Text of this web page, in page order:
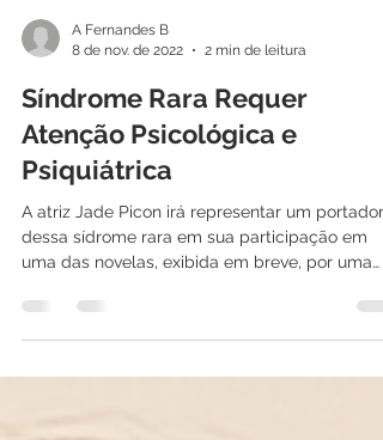
8 de nov. de 2022
2 min de leitura
Síndrome Rara Requer
Atenção Psicológica e
Psiquiátrica
A atriz Jade Picon irá representar um portador
uma das novelas, exibida em breve, por uma
das...